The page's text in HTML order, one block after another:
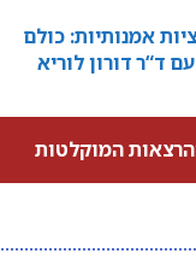
אמנותיות: כולם
ד“ר דורון לוריא
המוקלטות